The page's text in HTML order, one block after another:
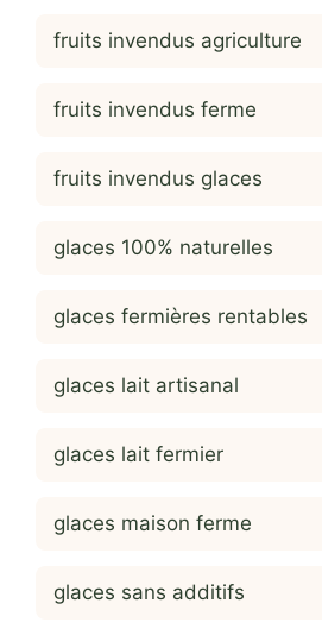
fruits invendus agriculture
fruits invendus ferme
fruits invendus glaces
glaces 100% naturelles
glaces fermières rentables
glaces lait artisanal
glaces lait fermier
glaces maison ferme
glaces sans additifs